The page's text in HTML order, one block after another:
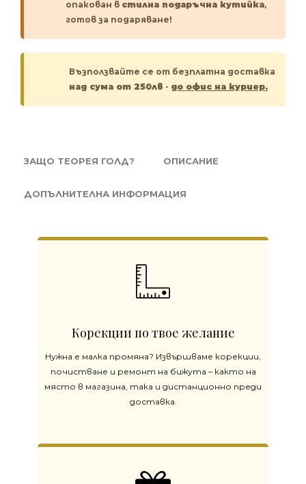
опакован в стилна подаръчна кутийка,
готов за подаряване!
Възползвайте се от безплатна доставка
над сума от 250лв - до офис на куриер.
ЗАЩО ТЕОРЕЯ ГОЛД? ОПИСАНИЕ
ДОПЪЛНИТЕЛНА ИНФОРМАЦИЯ
Корекции по твое желание
Нужна е малка промяна? Извършваме корекции,
почистване и ремонт на бижута – както на
място в магазина, така и дистанционно преди
доставка.